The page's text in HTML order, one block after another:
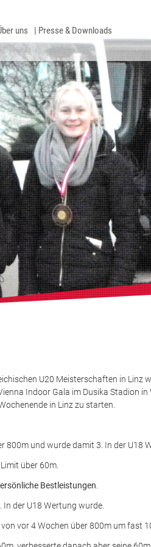
uns Presse & Downloads
U20 Meisterschaften in Linz
Indoor Gala im Dusika Stadion
in Linz zu starten.
800m und wurde damit 3. In der U18
über 60m.
Bestleistungen
der U18 Wertung wurde.
vor 4 Wochen über 800m um fast